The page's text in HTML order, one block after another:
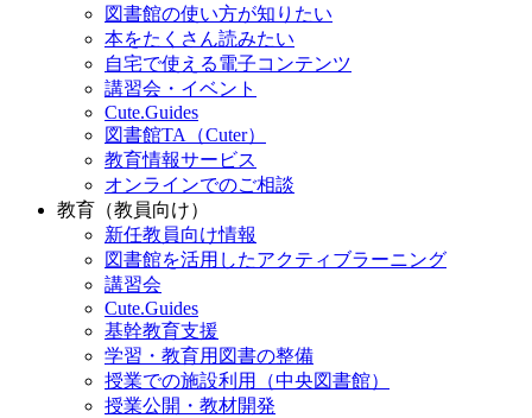
図書館の使い方が知りたい
本をたくさん読みたい
自宅で使える電子コンテンツ
講習会・イベント
Cute.Guides
図書館TA（Cuter）
教育情報サービス
オンラインでのご相談
教育（教員向け）
新任教員向け情報
図書館を活用したアクティブラーニング
講習会
Cute.Guides
基幹教育支援
学習・教育用図書の整備
授業での施設利用（中央図書館）
授業公開・教材開発